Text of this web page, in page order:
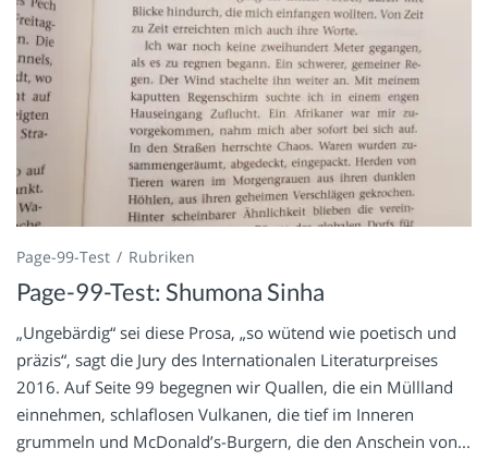
Page-99-Test Rubriken
Page-99-Test: Shumona Sinha
„Ungebärdig“ sei diese Prosa, „so wütend wie poetisch und
präzis“, sagt die Jury des Internationalen Literaturpreises
2016. Auf Seite 99 begegnen wir Quallen, die ein Müllland
einnehmen, schlaflosen Vulkanen, die tief im Inneren
grummeln und McDonald’s-Burgern, die den Anschein von...